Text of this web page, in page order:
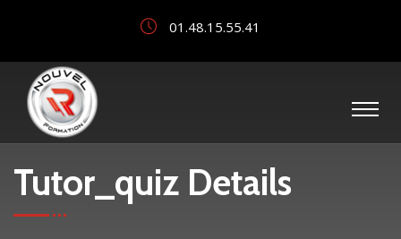
01.48.15.55.41
Tutor_quiz Details